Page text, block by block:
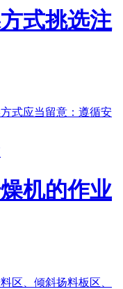
式挑选注
式应当留意：遵循安
机的作业
区、倾斜扬料板区、